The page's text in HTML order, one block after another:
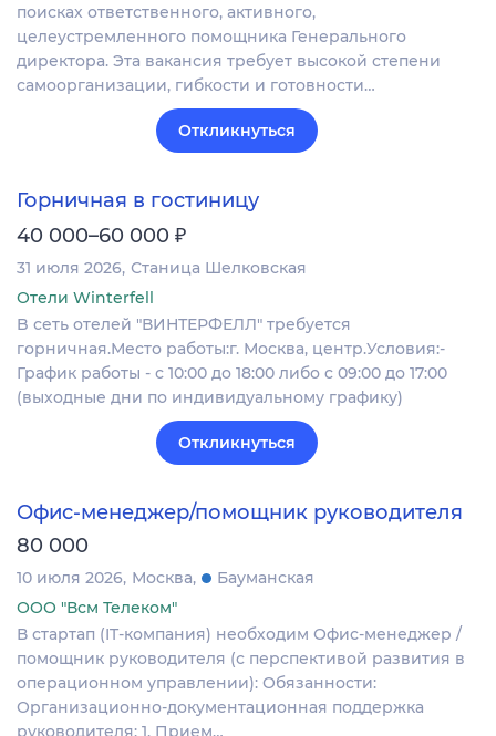
поисках ответственного, активного,
целеустремленного помощника Генерального
директора. Эта вакансия требует высокой степени
самоорганизации, гибкости и готовности…
Откликнуться
Горничная в гостиницу
40 000–60 000 ₽
31 июля 2026 Станица Шелковская
Отели Winterfell
B сеть отелей "ВИНТЕРФЕЛЛ" требуется
горничная.Место работы:г. Москва, центр.Условия:-
График работы - с 10:00 до 18:00 либо c 09:00 до 17:00
(выходные дни по индивидуальному графику)
Откликнуться
Офис-менеджер/помощник руководителя
80 000
10 июля 2026 Москва
Бауманская
ООО "Всм Телеком"
В стартап (IT-компания) необходим Офис-менеджер /
помощник руководителя (с перспективой развития в
операционном управлении): Обязанности:
Организационно-документационная поддержка
руководителя: 1. Прием…